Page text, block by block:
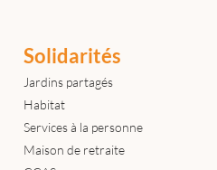
Solidarités
Jardins partagés
Habitat
Services à la personne
Maison de retraite